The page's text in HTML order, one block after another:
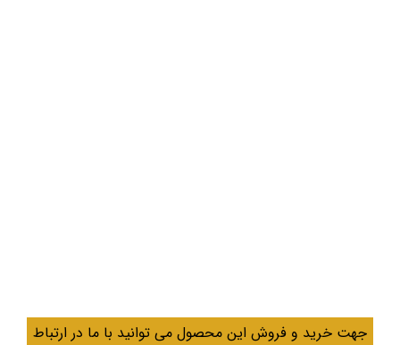
جهت خرید و فروش این محصول می توانید با ما در ارتباط